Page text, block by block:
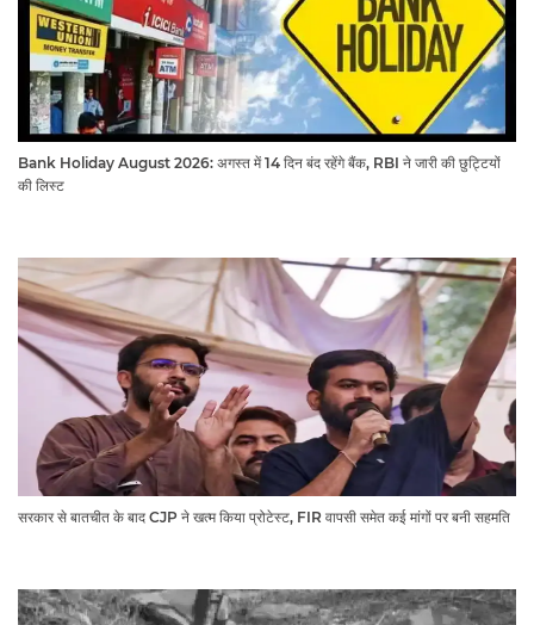
Bank Holiday August 2026: अगस्त में 14 दिन बंद रहेंगे बैंक, RBI ने जारी की छुट्टियों
की लिस्ट​​​​​​​
सरकार से बातचीत के बाद CJP ने खत्म किया प्रोटेस्ट, FIR वापसी समेत कई मांगों पर बनी सहमति